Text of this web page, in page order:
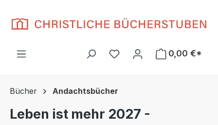
Du hast 0 Produkte auf
0,00 €*
Bücher Andachtsbücher
Leben ist mehr 2027 -